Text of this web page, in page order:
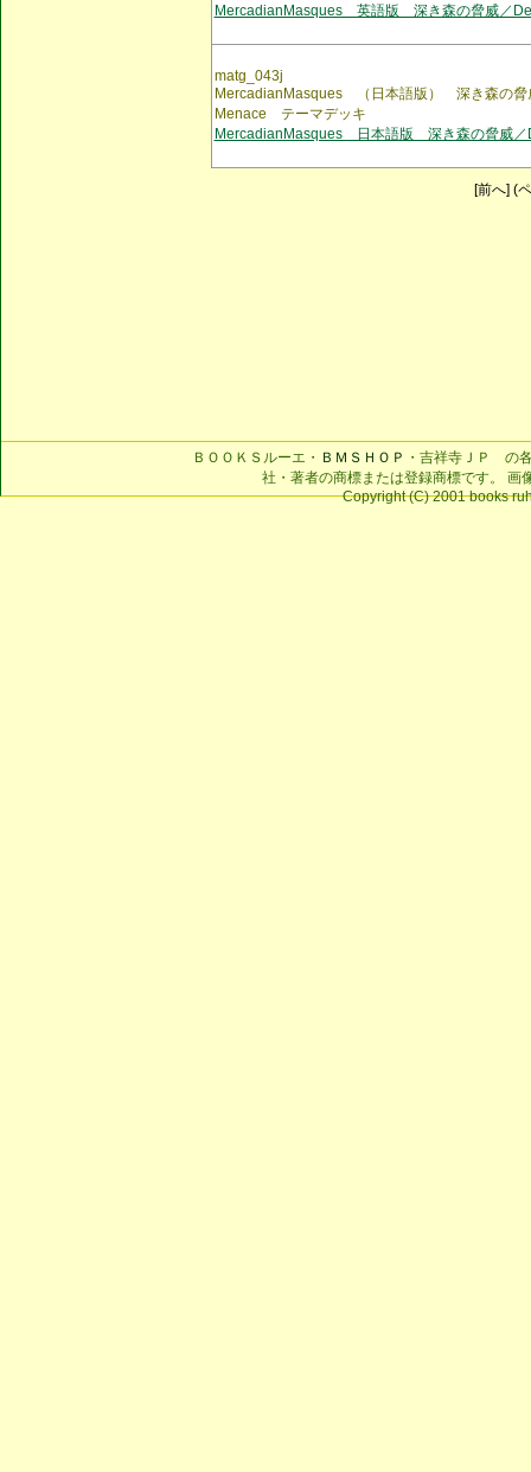
MercadianMasques 英語版 深き森の脅威／
matg_043j
MercadianMasques （日本語版） 深き森の
Menace テーマデッキ
MercadianMasques 日本語版 深き森の脅威／
[前へ] (
ＢＯＯＫＳルーエ・ ＢＭＳＨＯＰ ・吉祥寺ＪＰ の
社・著者の商標または登録商標です。 画
Copyright (C) 2001 books